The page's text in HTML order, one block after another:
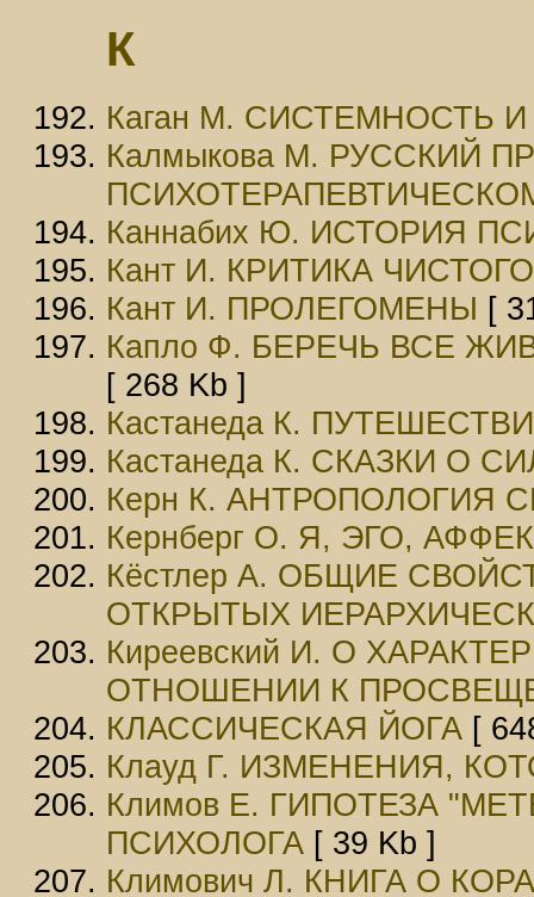
К
Каган М. СИСТЕМНОСТЬ
Калмыкова М. РУССКИЙ
Каннабих Ю. ИСТОРИЯ
Кант И. КРИТИКА
Кант И. ПРОЛЕГОМЕНЫ [
Капло Ф. БЕРЕЧЬ ВСЕ
[ 268 Kb ]
Кастанеда К.
Кастанеда К. СКАЗКИ О
Керн К. АНТРОПОЛОГИЯ
Кернберг О. Я, ЭГО,
Кёстлер А. ОБЩИЕ
ОТКРЫТЫХ
Киреевский И. О
ОТНОШЕНИИ К
КЛАССИЧЕСКАЯ ЙОГА [
Клауд Г. ИЗМЕНЕНИЯ,
Климов Е. ГИПОТЕЗА
ПСИХОЛОГА [ 39 Kb ]
Климович Л. КНИГА О